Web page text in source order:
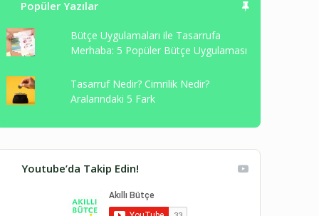
Popüler Yazılar
Bütçe Uygulamaları ile Tasarrufa
Merhaba: 5 Popüler Bütçe Uygulaması
Tasarruf Nedir? Cimrilik Nedir?
Aralarındaki 5 Fark
Youtube’da Takip Edin!